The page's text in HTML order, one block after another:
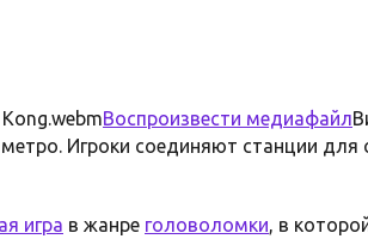
Воспроизвести медиафайл
Игроки соединяют станции для
игра в жанре головоломки, в